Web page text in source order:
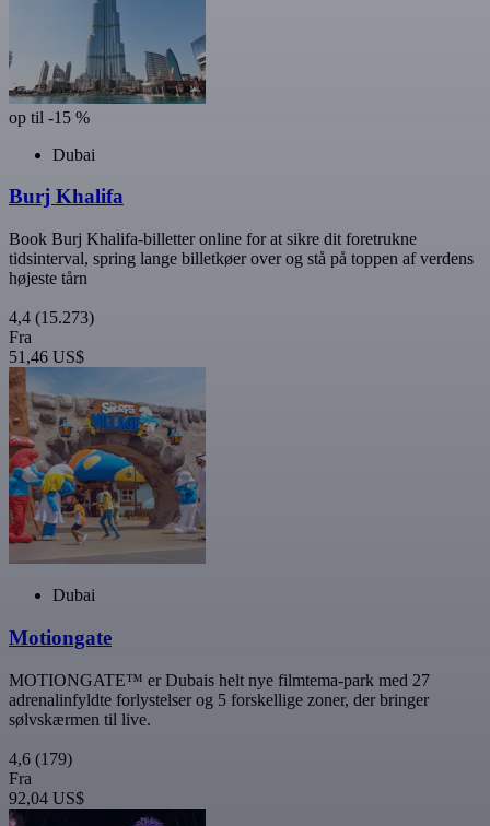
op til -15 %
Dubai
Burj Khalifa
Book Burj Khalifa-billetter online for at sikre dit foretrukne
tidsinterval, spring lange billetkøer over og stå på toppen af verdens
højeste tårn
4,4 (15.273)
Fra
51,46 US$
Dubai
Motiongate
MOTIONGATE™ er Dubais helt nye filmtema-park med 27
adrenalinfyldte forlystelser og 5 forskellige zoner, der bringer
sølvskærmen til live.
4,6 (179)
Fra
92,04 US$